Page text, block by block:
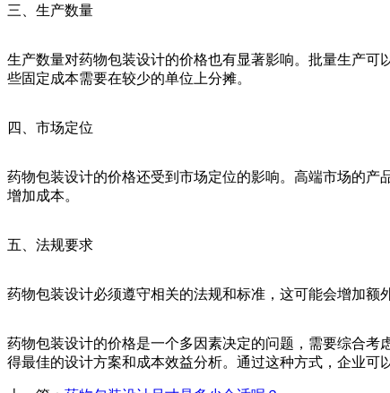
三、生产数量
生产数量对药物包装设计的价格也有显著影响。批量生产
些固定成本需要在较少的单位上分摊。
四、市场定位
药物包装设计的价格还受到市场定位的影响。高端市场的
增加成本。
五、法规要求
药物包装设计必须遵守相关的法规和标准，这可能会增加额
药物包装设计的价格是一个多因素决定的问题，需要综合
得最佳的设计方案和成本效益分析。通过这种方式，企业可